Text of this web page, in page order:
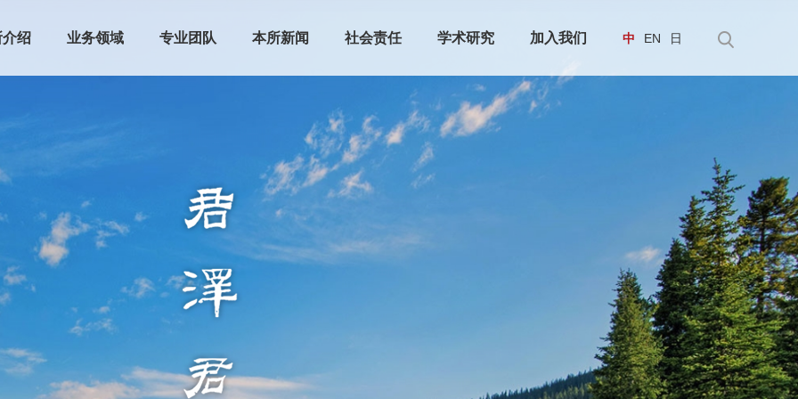
绍 业务领域 专业团队 本所新闻 社会责任 学术研究 加入我们 中 EN 日